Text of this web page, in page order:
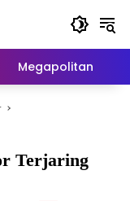
Megapolitan
Terjaring